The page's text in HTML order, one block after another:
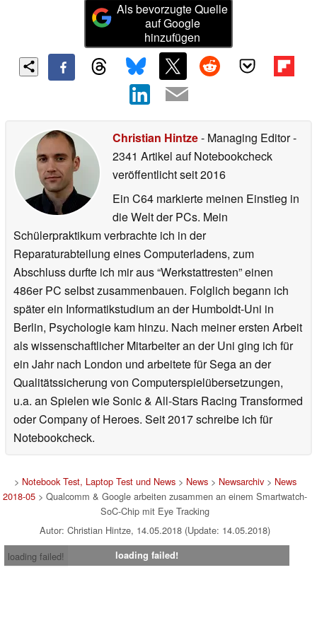
Als bevorzugte Quelle
auf Google
hinzufügen
Christian Hintze- Managing Editor-
2341 Artikel auf Notebookcheck
veröffentlichtseit 2016
Ein C64 markierte meinen Einstieg in
die Welt der PCs. Mein
Schülerpraktikum verbrachte ich in der
Reparaturabteilung eines Computerladens, zum
Abschluss durfte ich mir aus “Werkstattresten” einen
486er PC selbst zusammenbauen. Folglich begann ich
später ein Informatikstudium an der Humboldt-Uni in
Berlin, Psychologie kam hinzu. Nach meiner ersten Arbeit
als wissenschaftlicher Mitarbeiter an der Uni ging ich für
ein Jahr nach London und arbeitete für Sega an der
Qualitätssicherung von Computerspielübersetzungen,
u.a. an Spielen wie Sonic & All-Stars Racing Transformed
oder Company of Heroes. Seit 2017 schreibe ich für
Notebookcheck.
> Notebook Test, Laptop Test und News> News> Newsarchiv> News
2018-05 > Qualcomm & Google arbeiten zusammen an einem Smartwatch-
SoC-Chip mit Eye Tracking
Autor: Christian Hintze, 14.05.2018 (Update: 14.05.2018)
loading failed!
loading failed!